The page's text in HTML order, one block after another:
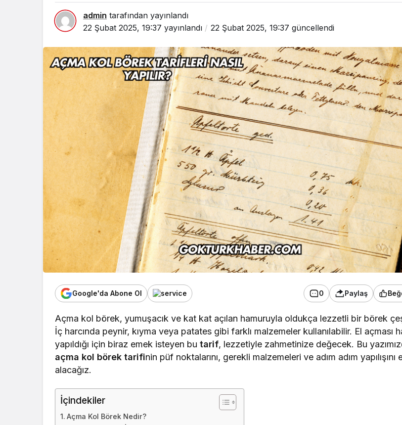
admin tarafından yayınlandı
22 Şubat 2025, 19:37 yayınlandı 22 Şubat 2025, 19:37 güncellendi
Google'da Abone Ol 0 Paylaş
Açma kol börek, yumuşacık ve kat kat açılan hamuruyla oldukça lezzetli bir börek
İç harcında peynir, kıyma veya patates gibi farklı malzemeler kullanılabilir. El açması
yapıldığı için biraz emek isteyen butarif, lezzetiyle zahmetinize değecek. Bu
açma kol börek tarifinin püf noktalarını, gerekli malzemeleri ve adım adım yapılışını
alacağız.
İçindekiler
Açma Kol Börek Nedir?